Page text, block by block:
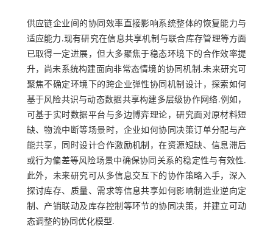
供应链企业间的协同效率直接影响系统整体的恢复能力与
适应能力.现有研究在信息共享机制与联合库存管理等方面
已取得一定进展，但大多聚焦于稳态环境下的合作效率提
升，尚未系统构建面向非常态情境的协同机制.未来研究可
聚焦不确定环境下的跨企业弹性协同机制设计，探索如何
基于风险共识与动态数据共享构建多层级协作网络.例如，
可基于实时数据平台与多边博弈理论，研究面对原材料短
缺、物流中断等场景时，企业如何协同决策订单分配与产
能共享，同时设计合作激励机制，在资源短缺、信息滞后
或行为偏差等风险场景中确保协同关系的稳定性与有效性.
此外，未来研究可从多信息交互下的协作策略入手，深入
探讨库存、质量、需求等信息共享如何影响制造业逆向定
制、产销联动及库存控制等环节的协同决策，并建立可动
态调整的协同优化模型.